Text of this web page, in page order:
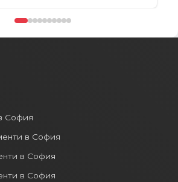
София
в София
в София
в София